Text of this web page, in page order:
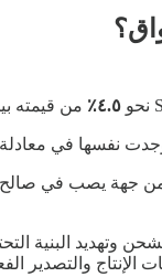
٤.٥٪ من قيمته بين ٣ و٢٠
نفسها في
من جهة يصب في صالح
البنية
الإنتاج والتصدير